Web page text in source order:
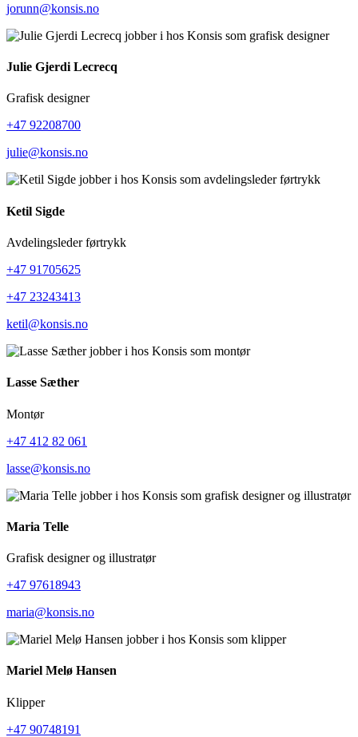
jorunn@konsis.no
Julie Gjerdi Lecrecq
Grafisk designer
+47 92208700
julie@konsis.no
Ketil Sigde
Avdelingsleder førtrykk
+47 91705625
+47 23243413
ketil@konsis.no
Lasse Sæther
Montør
+47 412 82 061
lasse@konsis.no
Maria Telle
Grafisk designer og illustratør
+47 97618943
maria@konsis.no
Mariel Melø Hansen
Klipper
+47 90748191